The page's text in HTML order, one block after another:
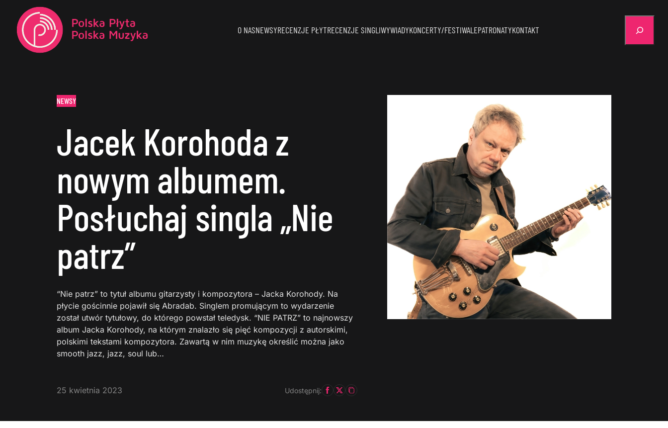
O NASNEWSYRECENZJE PŁYTRECENZJE SINGLIWYWIADYKONCERTY/FESTIWALEPATRONATYKONTAKT
NEWSY
Jacek Korohoda z
nowym albumem.
Posłuchaj singla „Nie
patrz”
“Nie patrz” to tytuł albumu gitarzysty i kompozytora – Jacka Korohody. Na
płycie gościnnie pojawił się Abradab. Singlem promującym to wydarzenie
został utwór tytułowy, do którego powstał teledysk. “NIE PATRZ” to najnowszy
album Jacka Korohody, na którym znalazło się pięć kompozycji z autorskimi,
polskimi tekstami kompozytora. Zawartą w nim muzykę określić można jako
smooth jazz, jazz, soul lub…
25 kwietnia 2023 Udostępnij: